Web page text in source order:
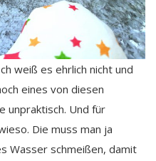
weiß es ehrlich nicht und
eines von diesen
unpraktisch. Und für
Die muss man ja
Wasser schmeißen, damit